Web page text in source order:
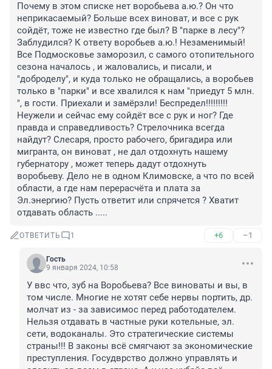
Почему в этом списке нет воробьева а.ю.? Он что
неприкасаемый? Больше всех виноват, и все с рук
сойдёт, тоже не известно где был? В "парке в лесу"?
Заблудился? К ответу воробьев а.ю.! Незаменимый!
Все Подмосковье заморозил, с самого отопительного
сезона началось , и жаловались, и писали, и
"доброделу", и куда только не обращались, а воробьев
только в "парки" и все хвалился к нам "приедут 5 млн.
", в гости. Приехали и замёрзли! Беспредел!!!!!!!!!
Неужели и сейчас ему сойдёт все с рук и ног? Где
правда и справедливость? Стрелочника всегда
найдут? Слесаря, просто рабочего, бригадира или
мигранта, он виноват , не дал отдохнуть нашему
губернатору , может теперь дадут отдохнуть
воробьеву. Дело не в одном Климовске, а что по всей
области, а где нам перерасчёта и плата за
Эл.энергию? Пусть ответит или спрячется ? Хватит
отдавать область .....
ОТВЕТИТЬ 1 +6 –1
Гость
9 января 2024, 10:58
У ввс что, зуб на Воробьева? Все виноваты и вы, в
том числе. Многие не хотят себе нервы портить, др.
молчат из - за зависимос перед работодателем.
Нельзя отдавать в частные руки котельные, эл.
сети, водоканалы. Это стратегические системы
страны!!! В законы всё смягчают за экономические
преступления. Госудврство должно управлять и